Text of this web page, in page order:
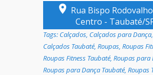
Rua Bispo
Centro - Taubaté/
Tags: Calçados, Calçados para Dança,
Calçados Taubaté, Roupas, Roupas
Roupas Fitness Taubaté, Roupas para
Roupas para Dança Taubaté, Roupas